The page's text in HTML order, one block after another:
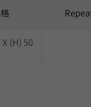
(H) 50